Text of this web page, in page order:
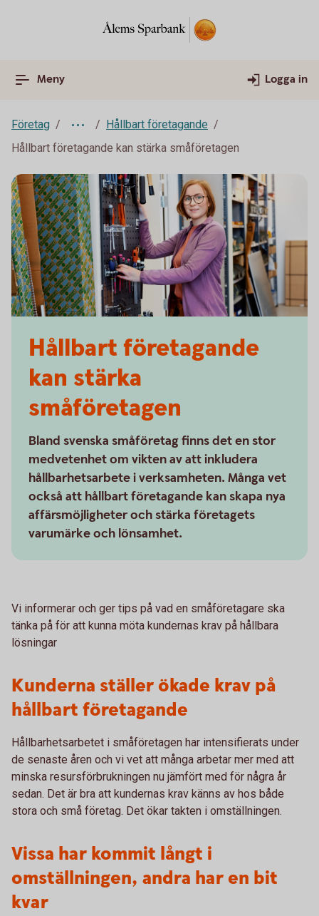
Meny Logga in
Företag
Hållbart företagande
Hållbart företagande kan stärka småföretagen
Hållbart företagande
kan stärka
småföretagen
Bland svenska småföretag finns det en stor
medvetenhet om vikten av att inkludera
hållbarhetsarbete i verksamheten. Många vet
också att hållbart företagande kan skapa nya
affärsmöjligheter och stärka företagets
varumärke och lönsamhet.
Vi informerar och ger tips på vad en småföretagare ska
tänka på för att kunna möta kundernas krav på hållbara
lösningar
Kunderna ställer ökade krav på
hållbart företagande
Hållbarhetsarbetet i småföretagen har intensifierats under
de senaste åren och vi vet att många arbetar mer med att
minska resursförbrukningen nu jämfört med för några år
sedan. Det är bra att kundernas krav känns av hos både
stora och små företag. Det ökar takten i omställningen.
Vissa har kommit långt i
omställningen, andra har en bit
kvar